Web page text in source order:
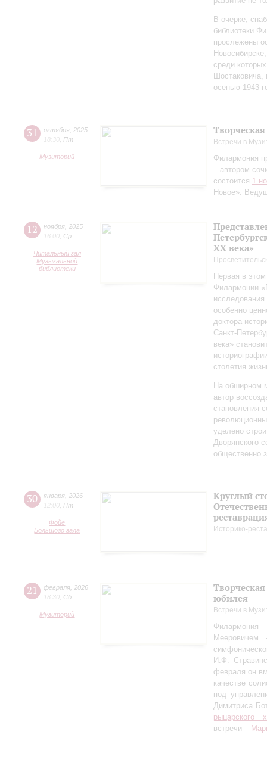
В очерке,
библиотеки
прослежены
среди
Шостаковича,
осенью 1943
31 октября 2025
18:30 Пт
Музиторий
Встречи в
Филармония
– автором
состоится 1
Новое».
12 ноября 2025
16:00 Ср
Читальный зал
Музыкальной
библиотеки
ХХ века»
Первая в
Филармонии
особенно
доктора
века»
столетия
На обширном
автор
становления
уделено
Дворянского
общественно
30 января 2026
12:00 Пт
Фойе
Большого зала
Круглый
Историко-
21 февраля 2026
18:30 Сб
Музиторий
юбилея
Встречи в
Мееровичем
И.Ф.
февраля он
качестве
под
Димитриса
рыцарского
встречи –